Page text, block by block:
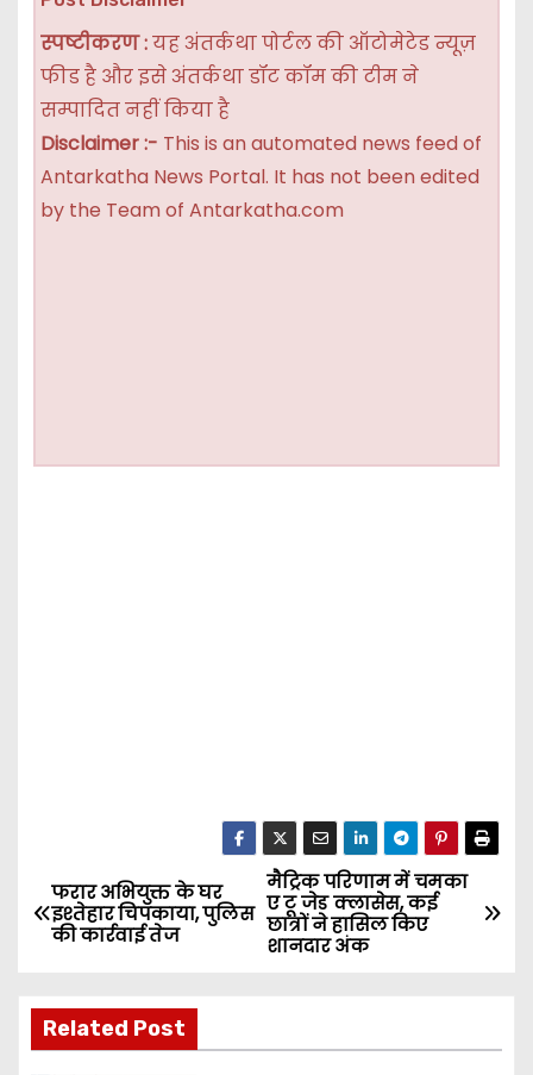
स्पष्टीकरण :यह अंतर्कथा पोर्टल की ऑटोमेटेड न्यूज़
फीड है और इसे अंतर्कथा डॉट कॉम की टीम ने
सम्पादित नहीं किया है
Disclaimer :- This is an automated news feed of
Antarkatha News Portal. It has not been edited
by the Team of Antarkatha.com
P
o
t
मैट्रिक परिणाम में चमका
ए टू जेड क्लासेस, कई
छात्रों ने हासिल किए
शानदार अंक
फरार अभियुक्त के घर
इश्तेहार चिपकाया, पुलिस
की कार्रवाई तेज
Related Post